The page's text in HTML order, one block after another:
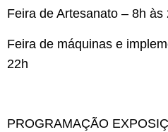
Feira de Artesanato – 8h às
Feira de máquinas e
22h
PROGRAMAÇÃO